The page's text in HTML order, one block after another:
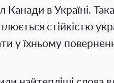
в Україні.
стійкістю
у їхньому